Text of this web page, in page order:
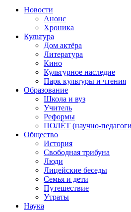
Новости
Анонс
Хроника
Культура
Дом актёра
Литература
Кино
Культурное наследие
Парк культуры и чтения
Образование
Школа и вуз
Учитель
Реформы
ПОЛЁТ (научно-
Общество
История
Свободная трибуна
Люди
Лицейские беседы
Семья и дети
Путешествие
Утраты
Наука